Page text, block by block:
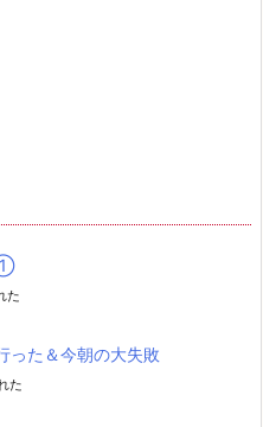
た
った＆今朝の大失敗
た